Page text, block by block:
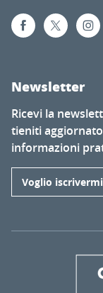
Newsletter
Ricevi la
tieniti
informazioni
Voglio iscrivermi